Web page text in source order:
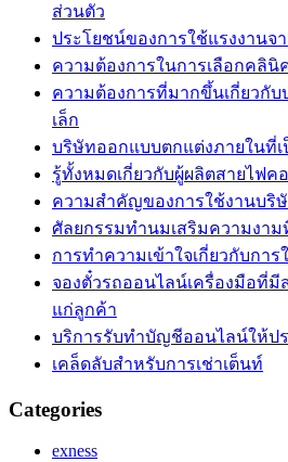
ส่วนตัว
ประโยชน์ของการใช้แรงงานจ
ความต้องการในการเลือกคลินิ
ความต้องการที่มากขึ้นเกี่ยวกั
เล็ก
บริษัทออกแบบตกแต่งภายในที่
รู้ทั้งหมดเกี่ยวกับผู้ผลิตสายไฟ
ความสำคัญของการใช้งานบริ
ศัลยกรรมทำนมเสริมความงา
การทำความเข้าใจเกี่ยวกับการ
จองตั๋วรถออนไลน์เครื่องมือที่มี
แก่ลูกค้า
บริการรับทำบัญชีออนไลน์ให้
เคล็ดลับสำหรับการเช่าเต็นท์
Categories
exness